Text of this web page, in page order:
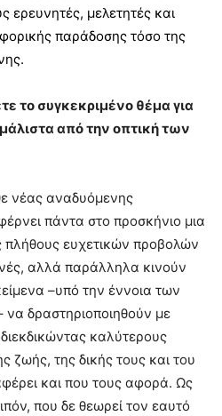
ερευνητές, μελετητές και
παράδοσης τόσο της
το συγκεκριμένο θέμα για
από την οπτική των
νέας αναδυόμενης
πάντα στο προσκήνιο μια
πλήθους ευχετικών προβολών
αλλά παράλληλα κινούν
–υπό την έννοια των
δραστηριοποιηθούν με
καλύτερους
ζωής, της δικής τους και του
και που τους αφορά. Ως
που δε θεωρεί τον εαυτό